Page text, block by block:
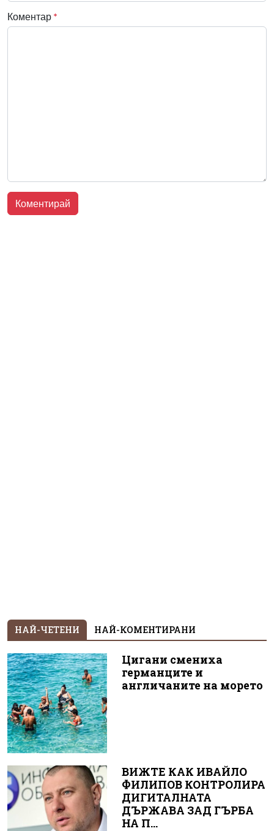
Коментар *
НАЙ-ЧЕТЕНИ НАЙ-КОМЕНТИРАНИ
Цигани смениха
германците и
англичаните на морето
ВИЖТЕ КАК ИВАЙЛО
ФИЛИПОВ КОНТРОЛИРА
ДИГИТАЛНАТА
ДЪРЖАВА ЗАД ГЪРБА
НА П...